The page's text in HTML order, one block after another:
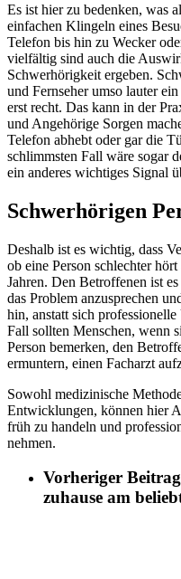
Es ist hier zu bedenken, was
einfachen Klingeln eines
Telefon bis hin zu Wecker
vielfältig sind auch die
Schwerhörigkeit ergeben.
und Fernseher umso lauter
erst recht. Das kann in der
und Angehörige Sorgen
Telefon abhebt oder gar die
schlimmsten Fall wäre sogar
ein anderes wichtiges Signal
Schwerhörigen
Deshalb ist es wichtig, dass
ob eine Person schlechter
Jahren. Den Betroffenen ist
das Problem anzusprechen
hin, anstatt sich
Fall sollten Menschen, wenn
Person bemerken, den
ermuntern, einen Facharzt
Sowohl medizinische
Entwicklungen, können hier
früh zu handeln und
nehmen.
Vorheriger Beitrag
zuhause am